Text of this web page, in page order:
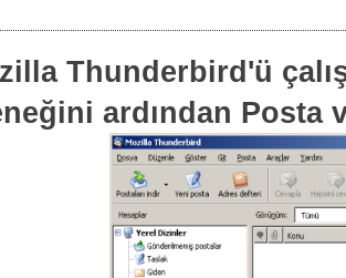
Thunderbird'ü
ardından Posta